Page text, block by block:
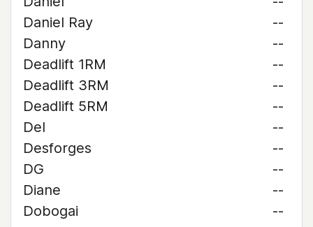
Daniel Ray
--
Danny
--
Deadlift 1RM
--
Deadlift 3RM
--
Deadlift 5RM
--
Del
--
Desforges
--
DG
--
Diane
--
Dobogai
--